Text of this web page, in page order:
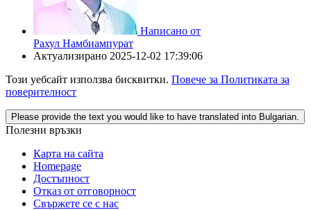
Написано от
Рахул Намбиампурат
Актуализирано 2025-12-02 17:39:06
Този уебсайт използва бисквитки. Повече за Политиката за
поверителност
Please provide the text you would like to have translated into Bulgarian.
Полезни връзки
Карта на сайта
Homepage
Достъпност
Отказ от отговорност
Свържете се с нас